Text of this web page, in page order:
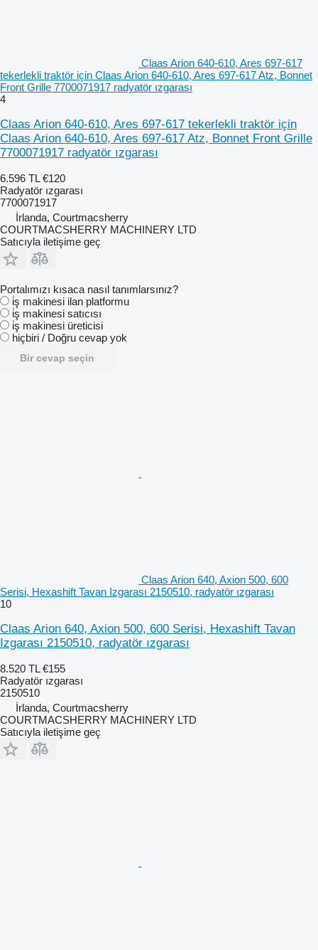
Claas Arion 640-610, Ares 697-617
tekerlekli traktör için Claas Arion 640-610, Ares 697-617 Atz, Bonnet
Front Grille 7700071917 radyatör ızgarası
4
Claas Arion 640-610, Ares 697-617 tekerlekli traktör için
Claas Arion 640-610, Ares 697-617 Atz, Bonnet Front Grille
7700071917 radyatör ızgarası
6.596 TL €120
Radyatör ızgarası
7700071917
İrlanda, Courtmacsherry
COURTMACSHERRY MACHINERY LTD
Satıcıyla iletişime geç
Portalımızı kısaca nasıl tanımlarsınız?
i̇ş makinesi ilan platformu
i̇ş makinesi satıcısı
i̇ş makinesi üreticisi
hiçbiri / Doğru cevap yok
Bir cevap seçin
Claas Arion 640, Axion 500, 600
Serisi, Hexashift Tavan Izgarası 2150510, radyatör ızgarası
10
Claas Arion 640, Axion 500, 600 Serisi, Hexashift Tavan
Izgarası 2150510, radyatör ızgarası
8.520 TL €155
Radyatör ızgarası
2150510
İrlanda, Courtmacsherry
COURTMACSHERRY MACHINERY LTD
Satıcıyla iletişime geç